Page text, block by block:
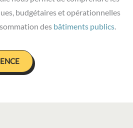
budgétaires et opérationnelles
des bâtiments publics.